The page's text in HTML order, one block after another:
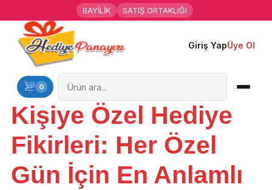
BAYİLİK SATIŞ ORTAKLIĞI
Giriş YapÜye Ol
0
Ana Sayfa
Kişiye Özel Hediyeler
Hediyen Kime
Mesleklere Özel Hediyeler
Özel Günler
Kişiye Özel Hediye
Fikirleri: Her Özel
Gün İçin En Anlamlı